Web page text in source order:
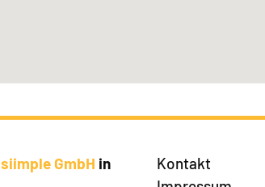
siimple GmbH in
Kontakt